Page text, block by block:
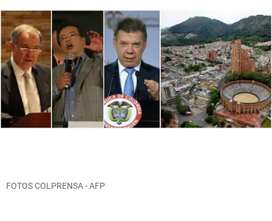
FOTOS COLPRENSA - AFP